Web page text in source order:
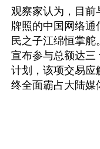
观察家认为，目前
牌照的中国网络通
民之子江绵恒掌
宣布参与总额达三
计划，该项交易应
终全面霸占大陆媒